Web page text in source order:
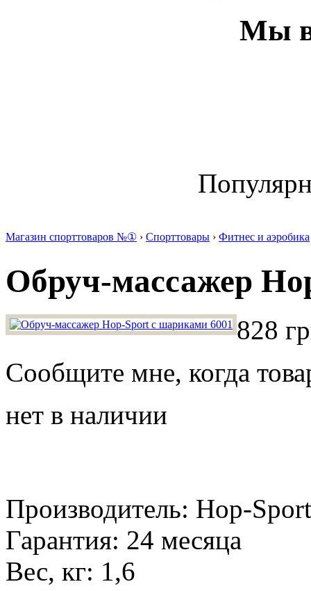
Мы в
Магазин спорттоваров №① › Спорттовары › Фитнес и аэробика
Обруч-массажер
828
Сообщите мне, когда
нет в наличии
Производитель: Hop-Sport
Гарантия: 24 месяца
Вес, кг: 1,6